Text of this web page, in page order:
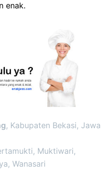
enak.
, Kabupaten Bekasi, Jawa
Muktiwari,
Wanasari